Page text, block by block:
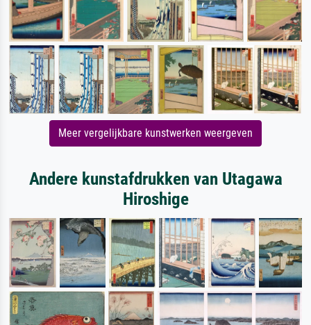
Meer vergelijkbare kunstwerken weergeven
Andere kunstafdrukken van Utagawa
Hiroshige